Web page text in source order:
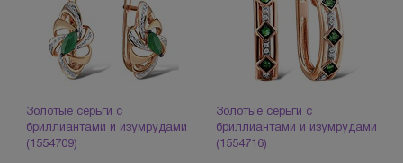
Золотые серьги с
бриллиантами и изумрудами
(1554709)
Золотые серьги с
бриллиантами и изумрудами
(1554716)